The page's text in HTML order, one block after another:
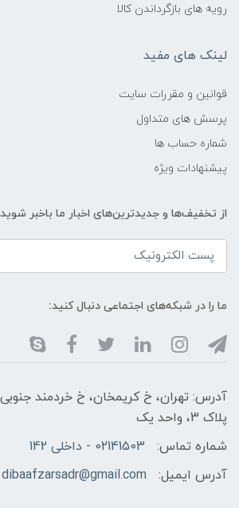
رویه های بازگرداندن کالا
لینک های مفید
قوانین و مقررات سایت
پرسش های متداول
شماره حساب ها
پیشنهادات ویژه
از تخفیف‌ها و جدیدترین‌های اخبار ما باخبر
ما را در شبکه‌های اجتماعی دنبال کنید:
آدرس: تهران، خ کریمخان، خ خردمند
پلاک 3، واحد یک
شماره تماس:
02141503 - داخلی 142
آدرس ایمیل:
dibaafzarsadr@gmail.com